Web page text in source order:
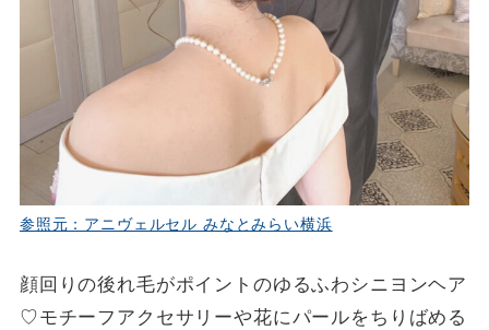
参照元：アニヴェルセル みなとみらい横浜
顔回りの後れ毛がポイントのゆるふわシニヨンヘア
♡モチーフアクセサリーや花にパールをちりばめる